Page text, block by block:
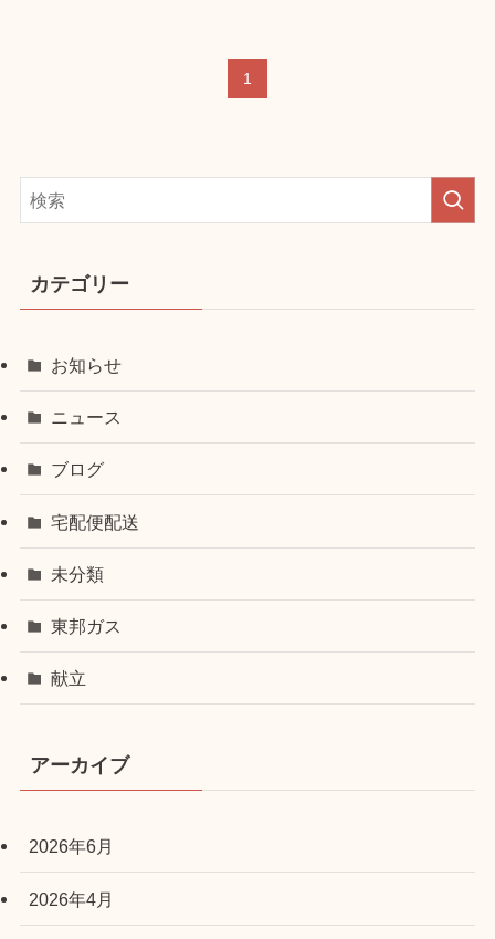
1
カテゴリー
お知らせ
ニュース
ブログ
宅配便配送
未分類
東邦ガス
献立
アーカイブ
2026年6月
2026年4月